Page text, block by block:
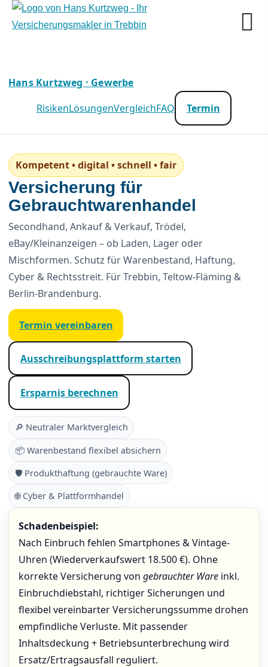
Hans Kurtzweg · Gewerbe
RisikenLösungenVergleichFAQ Termin
Kompetent • digital • schnell • fair
Versicherung für
Gebrauchtwarenhandel
Secondhand, Ankauf & Verkauf, Trödel,
eBay/Kleinanzeigen – ob Laden, Lager oder
Mischformen. Schutz für Warenbestand, Haftung,
Cyber & Rechtsstreit. Für Trebbin, Teltow-Fläming &
Berlin-Brandenburg.
Termin ver­ein­baren
Ausschreibungsplattform starten
Ersparnis berechnen
🔎 Neutraler Marktvergleich
📦 Warenbestand flexibel absichern
🛡️ Produkthaftung (gebrauchte Ware)
🌐 Cyber & Plattformhandel
Schadenbeispiel:
Nach Einbruch fehlen Smartphones & Vintage-
Uhren (Wiederverkaufswert 18.500 €). Ohne
korrekte Versicherung von gebrauchter Ware inkl.
Einbruchdiebstahl, richtiger Sicherungen und
flexibel vereinbarter Versicherungssumme drohen
empfindliche Verluste. Mit passender
Inhaltsdeckung + Betriebsunterbrechung wird
Ersatz/Ertragsausfall reguliert.